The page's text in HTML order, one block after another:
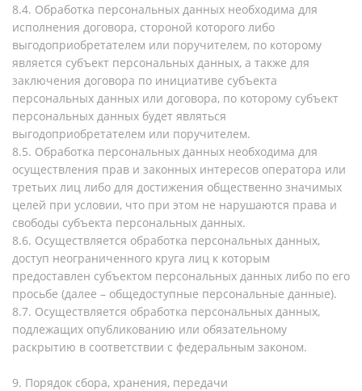
8.4. Обработка персональных данных необходима для
исполнения договора, стороной которого либо
выгодоприобретателем или поручителем, по которому
является субъект персональных данных, а также для
заключения договора по инициативе субъекта
персональных данных или договора, по которому субъект
персональных данных будет являться
выгодоприобретателем или поручителем.
8.5. Обработка персональных данных необходима для
осуществления прав и законных интересов оператора или
третьих лиц либо для достижения общественно значимых
целей при условии, что при этом не нарушаются права и
свободы субъекта персональных данных.
8.6. Осуществляется обработка персональных данных,
доступ неограниченного круга лиц к которым
предоставлен субъектом персональных данных либо по его
просьбе (далее – общедоступные персональные данные).
8.7. Осуществляется обработка персональных данных,
подлежащих опубликованию или обязательному
раскрытию в соответствии с федеральным законом.
9. Порядок сбора, хранения, передачи